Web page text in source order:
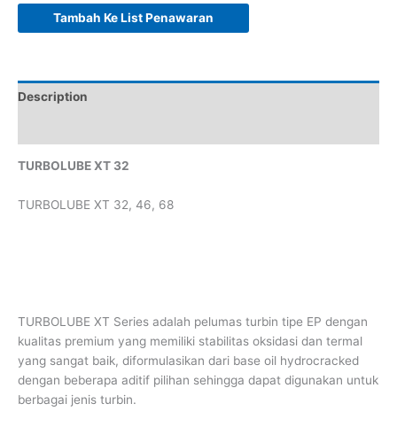
Tambah Ke List Penawaran
Description
TURBOLUBE XT 32
TURBOLUBE XT 32, 46, 68
TURBOLUBE XT Series adalah pelumas turbin tipe EP dengan
kualitas premium yang memiliki stabilitas oksidasi dan termal
yang sangat baik, diformulasikan dari base oil hydrocracked
dengan beberapa aditif pilihan sehingga dapat digunakan untuk
berbagai jenis turbin.